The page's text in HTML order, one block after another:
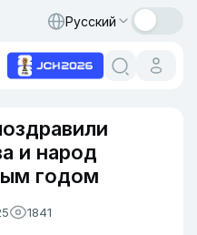
Русский
и народ
годом
1841